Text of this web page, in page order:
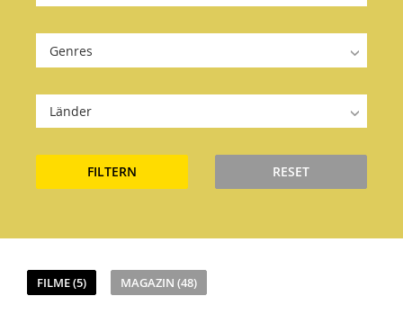
Genres
Länder
FILTERN RESET
FILME (5) MAGAZIN (48)